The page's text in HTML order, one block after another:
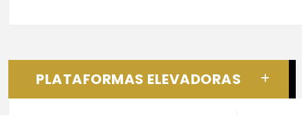
PLATAFORMAS ELEVADORAS